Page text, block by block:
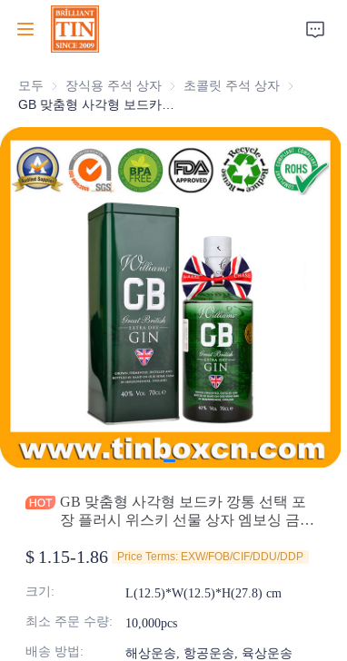
모두 장식용 주석 상자 장식용 주석 상자
초콜릿 주석 상자 초콜릿 주석
GB 맞춤형 사각형 보드카 깡통 선택 포
장 플러시 위스키 선물 상자 엠보싱 금속
$ 1.15-1.86 Price Terms: EXW/FOB/CIF/DDU/DDP
크기 : L(12.5)*W(12.5)*H(27.8) cm
최소 주문 수량: 10,000pcs
배송 방법 : 해상운송, 항공운송, 육상운송
집
회사
제품
지속 가능성
소식